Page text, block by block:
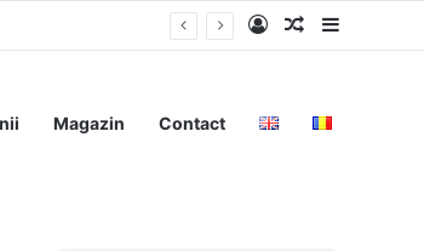
Log InArticolSidebar
Magazin Contact